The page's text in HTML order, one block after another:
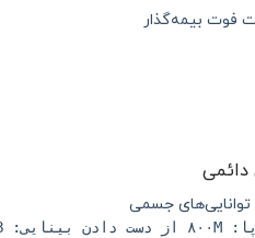
فوت بیمه‌گذار
توانایی‌های جسمی